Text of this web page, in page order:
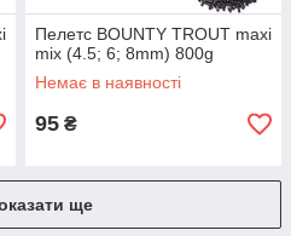
Пелетс BOUNTY TROUT maxi
mix (4.5; 6; 8mm) 800g
Немає в наявності
95 ₴
ще